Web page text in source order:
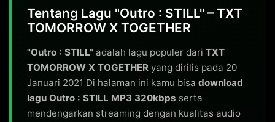
Tentang Lagu "Outro : STILL" – TXT
TOMORROW X TOGETHER
"Outro : STILL" adalah lagu populer dari TXT
TOMORROW X TOGETHER yang dirilis pada 20
Januari 2021 Di halaman ini kamu bisa download
lagu Outro : STILL MP3 320kbps serta
mendengarkan streaming dengan kualitas audio